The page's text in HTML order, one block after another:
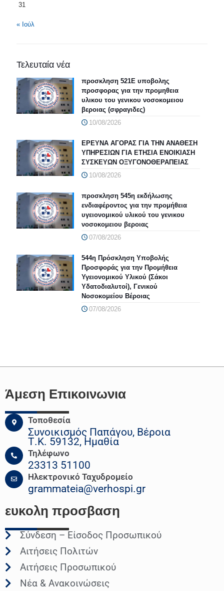
31
« Ιούλ
Τελευταία νέα
προσκληση 521Ε υποβολης
προσφορας για την προμηθεια
υλικου του γενικου νοσοκομειου
βεροιας (σφραγιδες)
10/08/2026
ΕΡΕΥΝΑ ΑΓΟΡΑΣ ΓΙΑ ΤΗΝ ΑΝΑΘΕΣΗ
ΥΠΗΡΕΣΙΩΝ ΓΙΑ ΕΤΗΣΙΑ ΕΝΟΙΚΙΑΣΗ
ΣΥΣΚΕΥΩΝ ΟΞΥΓΟΝΟΘΕΡΑΠΕΙΑΣ
10/08/2026
προσκληση 545η εκδήλωσης
ενδιαφέροντος για την προμήθεια
υγειονομικού υλικού του γενικου
νοσοκομειου βεροιας
07/08/2026
544η Πρόσκληση Υποβολής
Προσφοράς για την Προμήθεια
Υγειονομικού Υλικού (Σάκοι
Υδατοδιαλυτοί), Γενικού
Νοσοκομείου Βέροιας
07/08/2026
Άμεση Επικοινωνια
Τοποθεσία
Συνοικισμός Παπάγου, Βέροια
Τ.Κ. 59132, Ημαθία
Τηλέφωνο
23313 51100
Ηλεκτρονικό Ταχυδρομείο
grammateia@verhospi.gr
ευκολη προσβαση
Σύνδεση – Είσοδος Προσωπικού
Αιτήσεις Πολιτών
Αιτήσεις Προσωπικού
Νέα & Ανακοινώσεις